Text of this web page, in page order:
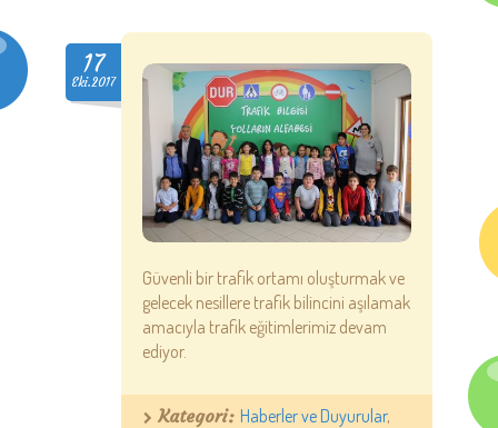
17
Eki.2017
Güvenli bir trafik ortamı oluşturmak ve
gelecek nesillere trafik bilincini aşılamak
amacıyla trafik eğitimlerimiz devam
ediyor.
Kategori: Haberler ve Duyurular,